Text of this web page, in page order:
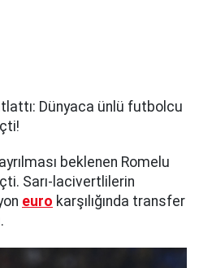
Dünyaca ünlü futbolcu
beklenen Romelu
Sarı-lacivertlilerin
euro karşılığında transfer